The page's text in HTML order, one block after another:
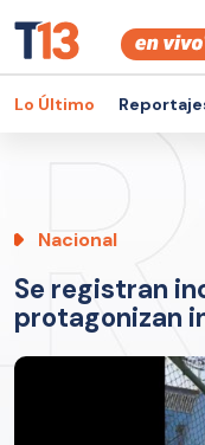
Lo Último
Nacional
Se registran
protagonizan